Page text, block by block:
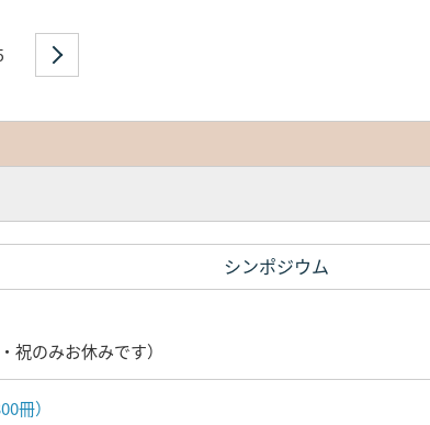
シンポジウム
祝のみお休みです）
冊）